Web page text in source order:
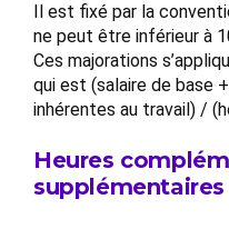
Il est fixé par la
ne peut être inférieur à
Ces majorations
qui est (salaire de base
inhérentes au travail) /
Heures